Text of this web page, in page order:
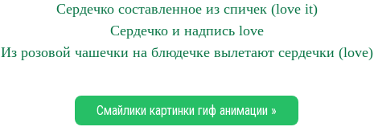
Сердечко составленное из спичек (love it)
Сердечко и надпись love
Из розовой чашечки на блюдечке вылетают сердечки (love)
Смайлики картинки гиф анимации »